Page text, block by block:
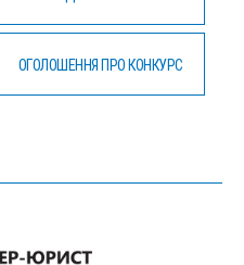
ОГОЛОШЕННЯ ПРО КОНКУРС